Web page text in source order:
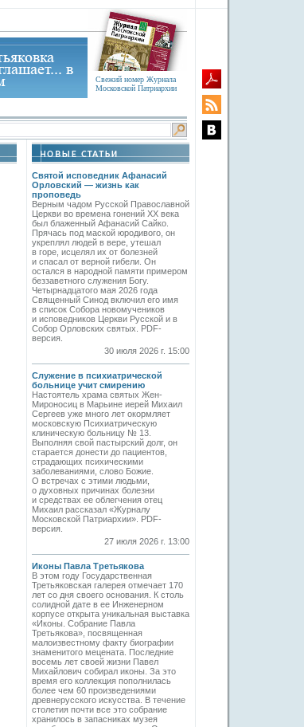
Свежий номер Журнала
Московской Патриархии
Святой исповедник Афанасий
Орловский — жизнь как
проповедь
Верным чадом Русской Православной
Церкви во времена гонений XX века
был блаженный Афанасий Сайко.
Прячась под маской юродивого, он
укреплял людей в вере, утешал
в горе, исцелял их от болезней
и спасал от верной гибели. Он
остался в народной памяти примером
беззаветного служения Богу.
Четырнадцатого мая 2026 года
Священный Синод включил его имя
в список Собора новомучеников
и исповедников Церкви Русской и в
Собор Орловских святых. PDF-
версия.
30 июля 2026 г. 15:00
Служение в психиатрической
больнице учит смирению
Настоятель храма святых Жен-
Мироносиц в Марьине иерей Михаил
Сергеев уже много лет окормляет
московскую Психиатрическую
клиническую больницу № 13.
Выполняя свой пастырский долг, он
старается донести до пациентов,
страдающих психическими
заболеваниями, слово Божие.
О встречах с этими людьми,
о духовных причинах болезни
и средствах ее облегчения отец
Михаил рассказал «Журналу
Московской Патриархии». PDF-
версия.
27 июля 2026 г. 13:00
Иконы Павла Третьякова
В этом году Государственная
Третьяковская галерея отмечает 170
лет со дня своего основания. К столь
солидной дате в ее Инженерном
корпусе открыта уникальная выставка
«Иконы. Собрание Павла
Третьякова», посвященная
малоизвестному факту биографии
знаменитого мецената. Последние
восемь лет своей жизни Павел
Михайлович собирал иконы. За это
время его коллекция пополнилась
более чем 60 произведениями
древнерусского искусства. В течение
столетия почти все это собрание
хранилось в запасниках музея